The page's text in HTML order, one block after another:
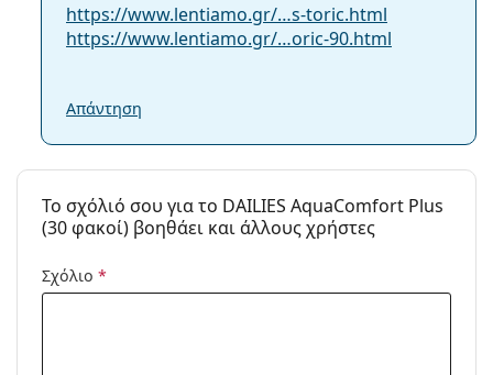
https://www.lentiamo.gr/…s-toric.html
https://www.lentiamo.gr/…oric-90.html
Απάντηση
To σχόλιό σου για το DAILIES AquaComfort Plus
(30 φακοί) βοηθάει και άλλους χρήστες
Σχόλιο *